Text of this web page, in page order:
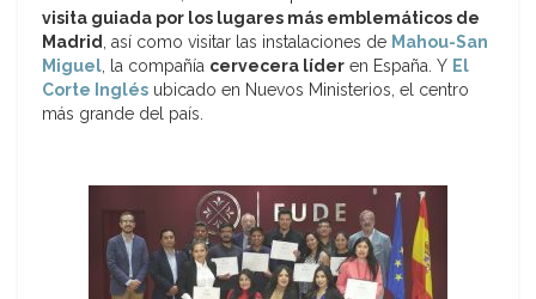
visita guiada por los lugares más emblemáticos de
Madrid, así como visitar las instalaciones de Mahou-San
Miguel, la compañía cervecera líder en España. Y El
Corte Inglés ubicado en Nuevos Ministerios, el centro
más grande del país.